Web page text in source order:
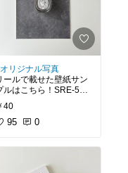
リジナル写真
ールで載せた壁紙サン
ルはこちら！SRE-533
です🌷
40
95 0